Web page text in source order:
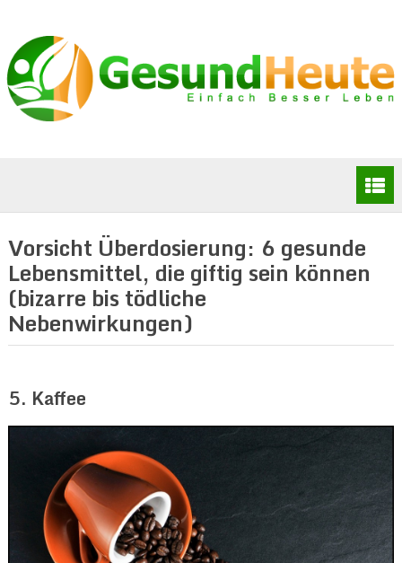
Vorsicht Überdosierung: 6 gesunde
Lebensmittel, die giftig sein können
(bizarre bis tödliche
Nebenwirkungen)
5. Kaffee